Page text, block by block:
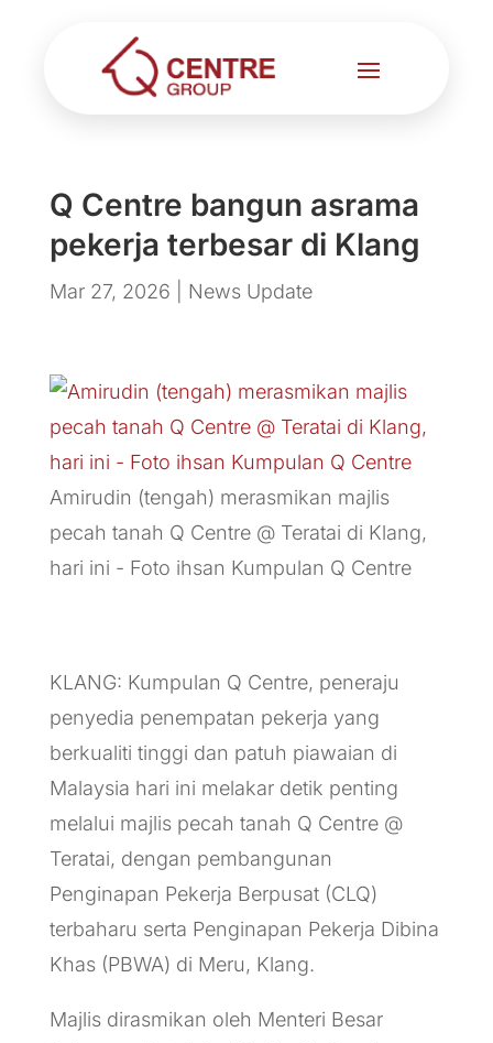
Q Centre bangun asrama
pekerja terbesar di Klang
Mar 27, 2026 News Update
Amirudin (tengah) merasmikan majlis
pecah tanah Q Centre @ Teratai di Klang,
hari ini - Foto ihsan Kumpulan Q Centre
KLANG: Kumpulan Q Centre, peneraju
penyedia penempatan pekerja yang
berkualiti tinggi dan patuh piawaian di
Malaysia hari ini melakar detik penting
melalui majlis pecah tanah Q Centre @
Teratai, dengan pembangunan
Penginapan Pekerja Berpusat (CLQ)
terbaharu serta Penginapan Pekerja Dibina
Khas (PBWA) di Meru, Klang.
Majlis dirasmikan oleh Menteri Besar